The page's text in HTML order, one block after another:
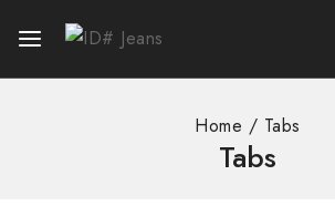
Home / Tabs
Tabs